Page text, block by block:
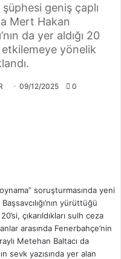
geniş çaplı
Mert Hakan
da yer aldığı 20
etkilemeye yönelik
09/12/2025 0
oynama” soruşturmasında yeni
yürüttüğü
çıkarıldıkları sulh ceza
arasında Fenerbahçe’nin
Metehan Baltacı da
sevk yazısında yer alan